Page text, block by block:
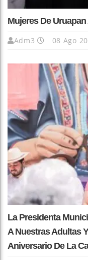
Mujeres De
Adm3 08 Ago
La Presidenta
A Nuestras Adultas
Aniversario De La